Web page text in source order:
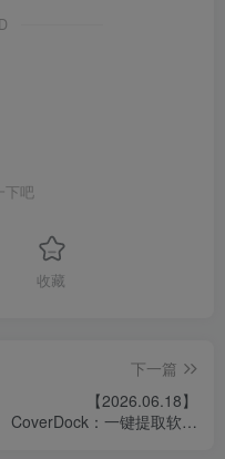
下吧
收藏
下一篇
【2026.06.18】
CoverDock：一键提取软件